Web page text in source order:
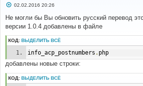
С
о
щ
н
и
02.02.2016 20:26
Не могли бы Вы обновить русский перевод
версии 1.0.4 добавлены в файле
КОД: ВЫДЕЛИТЬ ВСЁ
info_acp_postnumbers . php
добавлены новые строки:
КОД: ВЫДЕЛИТЬ ВСЁ